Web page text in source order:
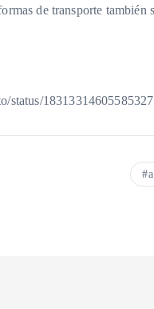
de transporte también
status/